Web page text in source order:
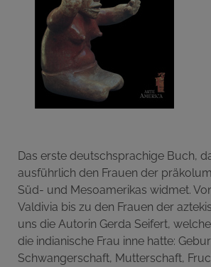
Das erste deutschsprachige Buch,
ausführlich den Frauen der
Süd- und Mesoamerikas widmet.
Valdivia bis zu den Frauen der
uns die Autorin Gerda Seifert,
die indianische Frau inne hatte:
Schwangerschaft, Mutterschaft,